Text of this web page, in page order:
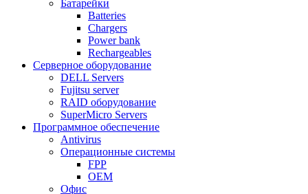
Батарейки
Batteries
Chargers
Power bank
Rechargeables
Серверное оборудование
DELL Servers
Fujitsu server
RAID оборудование
SuperMicro Servers
Программное обеспечение
Antivirus
Операционные системы
FPP
OEM
Офис